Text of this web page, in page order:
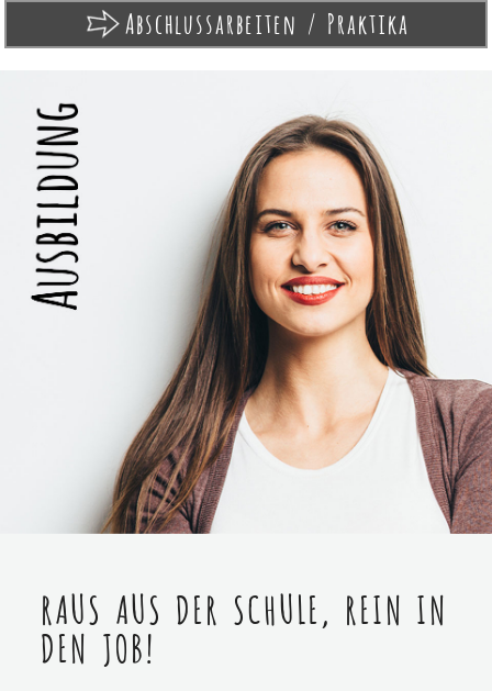
Abschlussarbeiten / Praktika
RAUS AUS DER SCHULE, REIN IN
DEN JOB!